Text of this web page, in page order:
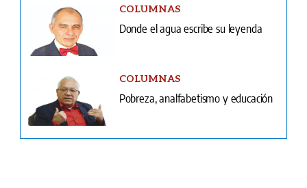
COLUMNAS
Pobreza, analfabetismo y educación